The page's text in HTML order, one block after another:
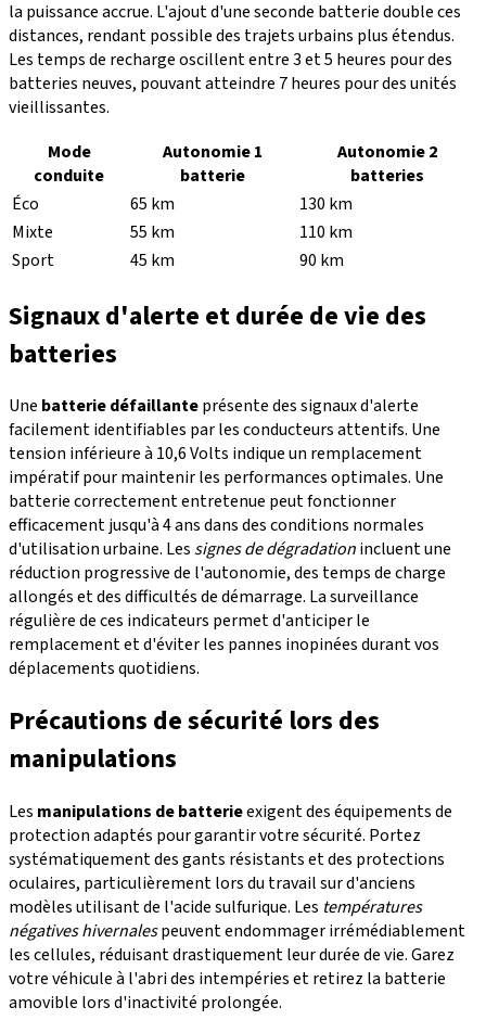
la puissance accrue. L'ajout d'une seconde batterie double ces
distances, rendant possible des trajets urbains plus étendus.
Les temps de recharge oscillent entre 3 et 5 heures pour des
batteries neuves, pouvant atteindre 7 heures pour des unités
vieillissantes.
Mode
conduite
Autonomie 1
batterie
Autonomie 2
batteries
Éco
65 km
130 km
Mixte
55 km
110 km
Sport
45 km 90 km
Signaux d'alerte et durée de vie des
batteries
Une batterie défaillanteprésente des signaux d'alerte
facilement identifiables par les conducteurs attentifs. Une
tension inférieure à 10,6 Volts indique un remplacement
impératif pour maintenir les performances optimales. Une
batterie correctement entretenue peut fonctionner
efficacement jusqu'à 4 ans dans des conditions normales
d'utilisation urbaine. Les signes de dégradationincluent une
réduction progressive de l'autonomie, des temps de charge
allongés et des difficultés de démarrage. La surveillance
régulière de ces indicateurs permet d'anticiper le
remplacement et d'éviter les pannes inopinées durant vos
déplacements quotidiens.
Précautions de sécurité lors des
manipulations
Les manipulations de batterieexigent des équipements de
protection adaptés pour garantir votre sécurité. Portez
systématiquement des gants résistants et des protections
oculaires, particulièrement lors du travail sur d'anciens
modèles utilisant de l'acide sulfurique. Les températures
négatives hivernalespeuvent endommager irrémédiablement
les cellules, réduisant drastiquement leur durée de vie. Garez
votre véhicule à l'abri des intempéries et retirez la batterie
amovible lors d'inactivité prolongée.